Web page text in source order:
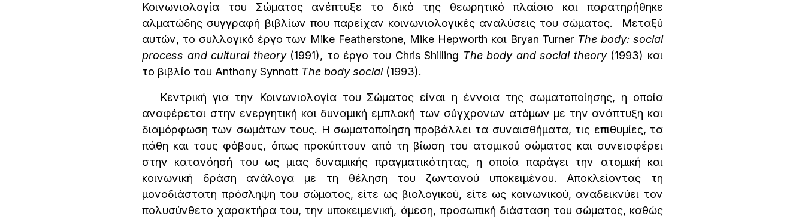
Κοινωνιολογία του Σώματος ανέπτυξε το δικό της θεωρητικό πλαίσιο και παρατηρήθηκε
αλματώδης συγγραφή βιβλίων που παρείχαν κοινωνιολογικές αναλύσεις του σώματος. Μεταξύ
αυτών, το συλλογικό έργο των Mike Featherstone, Mike Hepworth και Bryan Turner The body: social
process and cultural theory(1991), το έργο του Chris Shilling The body and social theory(1993) και
το βιβλίο του Anthony Synnott The body social(1993).
Κεντρική για την Κοινωνιολογία του Σώματος είναι η έννοια της σωματοποίησης, η οποία
αναφέρεται στην ενεργητική και δυναμική εμπλοκή των σύγχρονων ατόμων με την ανάπτυξη και
διαμόρφωση των σωμάτων τους. Η σωματοποίηση προβάλλει τα συναισθήματα, τις επιθυμίες, τα
πάθη και τους φόβους, όπως προκύπτουν από τη βίωση του ατομικού σώματος και συνεισφέρει
στην κατανόησή του ως μιας δυναμικής πραγματικότητας, η οποία παράγει την ατομική και
κοινωνική δράση ανάλογα με τη θέληση του ζωντανού υποκειμένου. Αποκλείοντας τη
μονοδιάστατη πρόσληψη του σώματος, είτε ως βιολογικού, είτε ως κοινωνικού, αναδεικνύει τον
πολυσύνθετο χαρακτήρα του, την υποκειμενική, άμεση, προσωπική διάσταση του σώματος, καθώς